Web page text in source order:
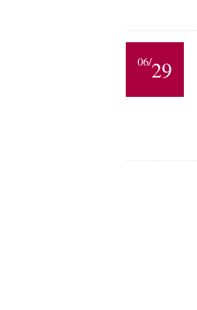
06/29